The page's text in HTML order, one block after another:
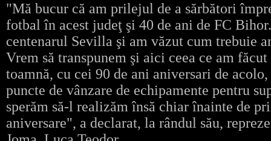
"Mă bucur că am prilejul de a sărbători
fotbal în acest judeţ şi 40 de ani de FC
centenarul Sevilla şi am văzut cum trebuie
Vrem să transpunem şi aici ceea ce am
toamnă, cu cei 90 de ani aniversari de
puncte de vânzare de echipamente pentru
sperăm să-l realizăm însă chiar înainte de
aniversare", a declarat, la rândul său,